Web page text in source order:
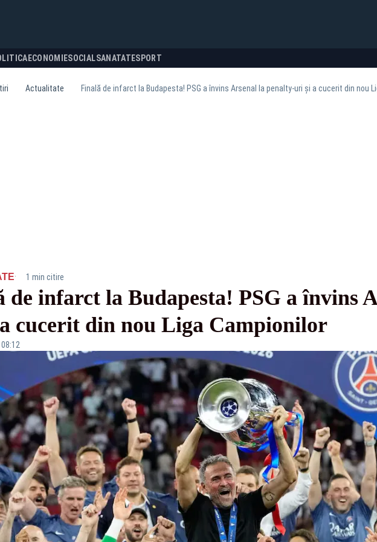
ECONOMIESOCIALSANATATESPORT
Actualitate Finală de infarct la Budapesta! PSG a învins Arsenal la penalty-uri și a cucerit din nou
· 1 min citire
de infarct la Budapesta! PSG a învins
cucerit din nou Liga Campionilor